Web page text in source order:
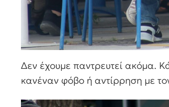
Δεν έχουμε παντρευτεί ακόμα.
κανέναν φόβο ή αντίρρηση με